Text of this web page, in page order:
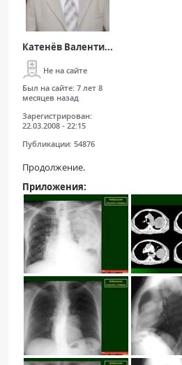
Журнал "Лучевая
КНИЖНЫЙ МАГАЗИН
Где пройти обследование
Компьютерная
Магнитно-резонансная
Спросить врача
ПОМОЩЬ
Катенёв Валенти...
Не на сайте
Был на сайте: 7 лет 8
месяцев назад
Зарегистрирован:
22.03.2008 - 22:15
Публикации: 54876
Продолжение.
Приложения: